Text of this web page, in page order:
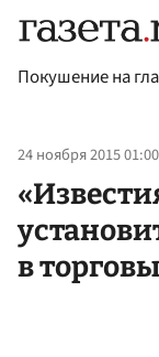
Покушение на
24 ноября 2015 01:00
в